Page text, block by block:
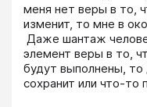
меня нет веры в то,
изменит, то мне в
элемент веры в то,
будут выполнены, то
сохранит или что-то